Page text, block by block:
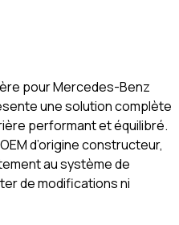
pour Mercedes-Benz
une solution complète
performant et équilibré.
d’origine constructeur,
au système de
de modifications ni